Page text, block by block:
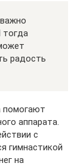
тогда
радость
помогают
аппарата.
с
гимнастикой
на